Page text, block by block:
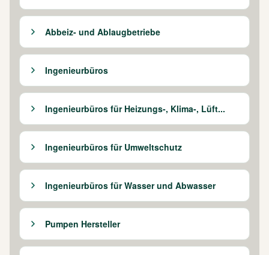
Abbeiz- und Ablaugbetriebe
Ingenieurbüros
Ingenieurbüros für Heizungs-, Klima-, Lüft...
Ingenieurbüros für Umweltschutz
Ingenieurbüros für Wasser und Abwasser
Pumpen Hersteller